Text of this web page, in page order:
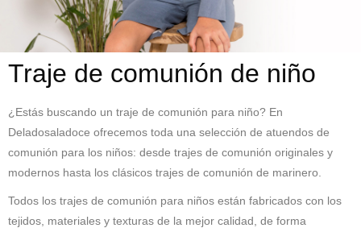
Traje de comunión de niño
¿Estás buscando un traje de comunión para niño? En
Deladosaladoce ofrecemos toda una selección de atuendos de
comunión para los niños: desde trajes de comunión originales y
modernos hasta los clásicos trajes de comunión de marinero.
Todos los trajes de comunión para niños están fabricados con los
tejidos, materiales y texturas de la mejor calidad, de forma